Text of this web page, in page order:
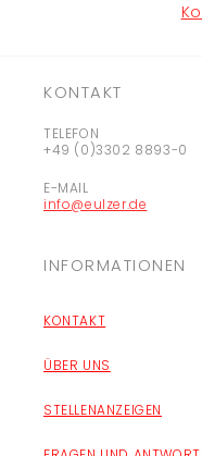
KONTAKT
TELEFON
+49 (0)3302 8893-0
E-MAIL
info@eulzer.de
INFORMATIONEN
KONTAKT
ÜBER UNS
STELLENANZEIGEN